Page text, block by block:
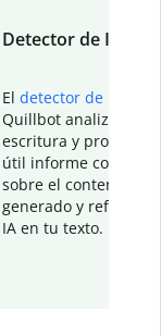
Detector de IA
El detector de IA
Quillbot analiza tu
escritura y
útil informe con
sobre el contenido
generado y refinado
IA en tu texto.